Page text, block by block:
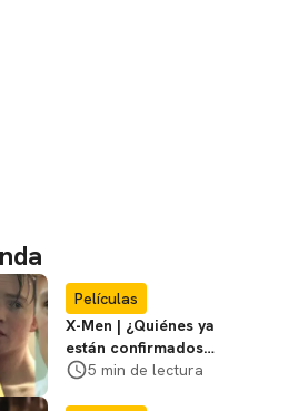
Películas
X-Men | ¿Quiénes ya
están confirmados
en la película de
5 min de lectura